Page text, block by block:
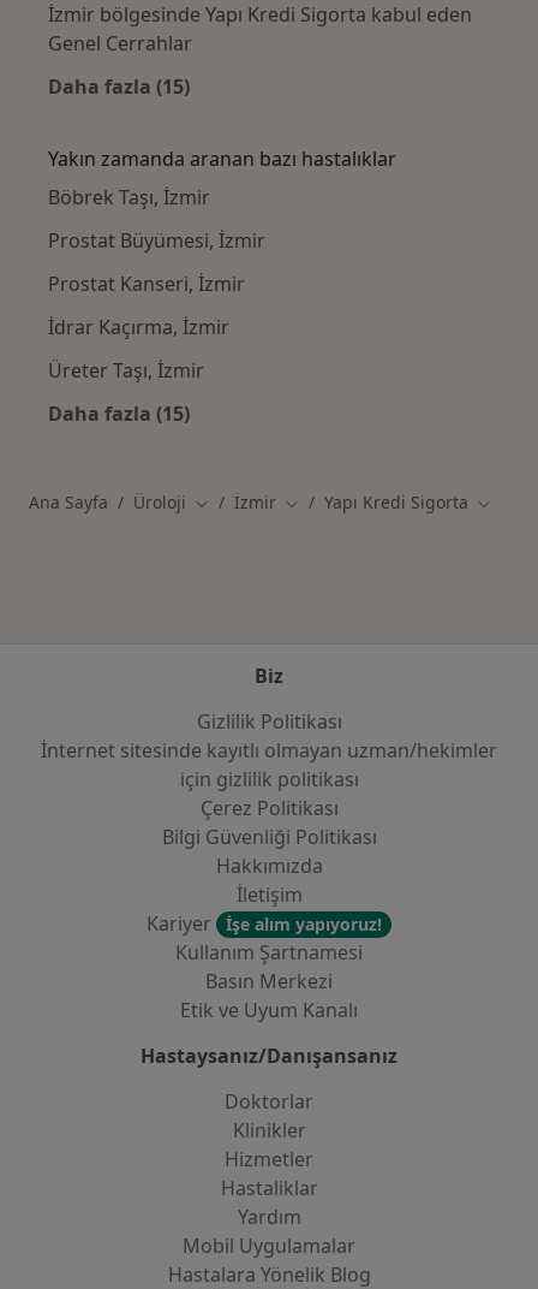
İzmir bölgesinde Yapı Kredi Sigorta kabul eden
Genel Cerrahlar
Daha fazla (15)
Yakın zamanda aranan bazı hastalıklar
Böbrek Taşı, İzmir
Prostat Büyümesi, İzmir
Prostat Kanseri, İzmir
İdrar Kaçırma, İzmir
Üreter Taşı, İzmir
Daha fazla (15)
Ana Sayfa Üroloji Şehir değiştir
İzmir Şehir değiştir
Yapı Kredi Sigorta Şehir
Biz
Gizlilik Politikası
İnternet sitesinde kayıtlı olmayan uzman/hekimler
i̇çin gizlilik politikası
Çerez Politikası
Bilgi Güvenliği Politikası
Hakkımızda
İletişim
Kariyer
İşe alım yapıyoruz!
Kullanım Şartnamesi
Basın Merkezi
Etik ve Uyum Kanalı
Hastaysanız/Danışansanız
Doktorlar
Klinikler
Hizmetler
Hastaliklar
Yardım
Mobil Uygulamalar
Hastalara Yönelik Blog